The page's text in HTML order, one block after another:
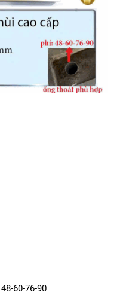
60-76-90